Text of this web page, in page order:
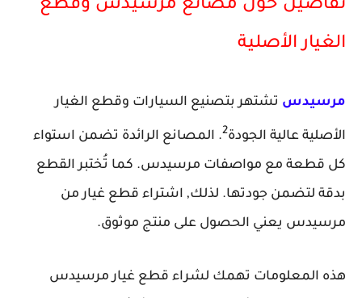
تفاصيل حول مصانع مرسيدس وقطع
الغيار الأصلية
مرسيدس تشتهر بتصنيع السيارات وقطع الغيار
الأصلية عالية الجودة2. المصانع الرائدة تضمن استواء
كل قطعة مع مواصفات مرسيدس. كما تُختبر القطع
بدقة لتضمن جودتها. لذلك, اشتراء قطع غيار من
مرسيدس يعني الحصول على منتج موثوق.
هذه المعلومات تهمك لشراء قطع غيار مرسيدس